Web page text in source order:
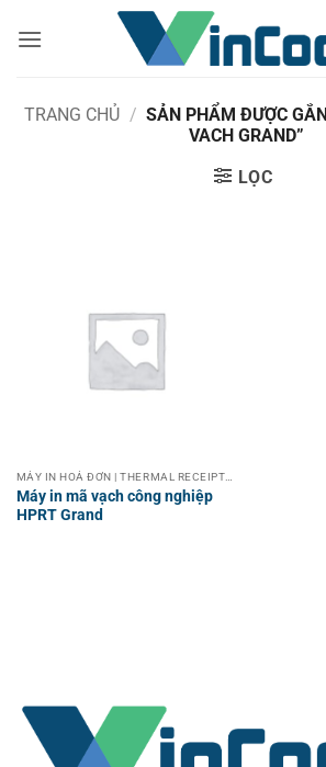
qua
TRANG CHỦ / SẢN PHẨM ĐƯỢC
VACH GRAND”
LỌC
Máy in mã vạch công nghiệp
HPRT Grand